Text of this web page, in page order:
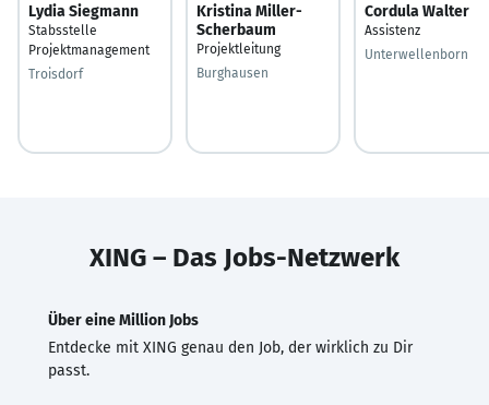
Lydia Siegmann
Stabsstelle
Projektmanagement
Troisdorf
Kristina Miller-
Scherbaum
Projektleitung
Burghausen
Cordula Walter
Assistenz
Unterwellenborn
XING – Das Jobs-Netzwerk
Über eine Million Jobs
Entdecke mit XING genau den Job, der wirklich zu Dir
passt.